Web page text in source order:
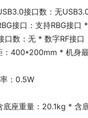
接口数：无
接口：支持RBG接
数：无 * 数字RF接口
400*200mm * 机身
：0.5W
座重量：20.1kg * 含